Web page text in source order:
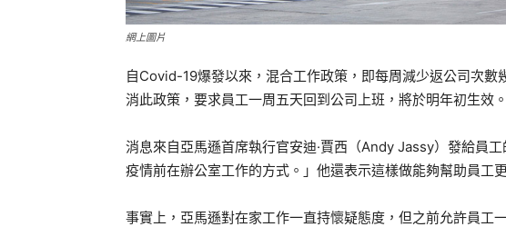
網上圖片
自Covid-19爆發以來，混合工作政策，即每周減少返公司次數
消此政策，要求員工一周五天回到公司上班，將於明年初生效。
消息來自亞馬遜首席執行官安迪·賈西（Andy Jassy）發給員
疫情前在辦公室工作的方式。」他還表示這樣做能夠幫助員工
事實上，亞馬遜對在家工作一直持懷疑態度，但之前允許員工